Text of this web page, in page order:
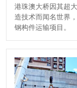
港珠澳大桥因其超
造技术而闻名世界
钢构件运输项目。